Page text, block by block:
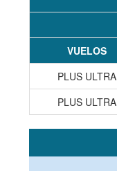
VUELOS
PLUS ULTRA
PLUS ULTRA